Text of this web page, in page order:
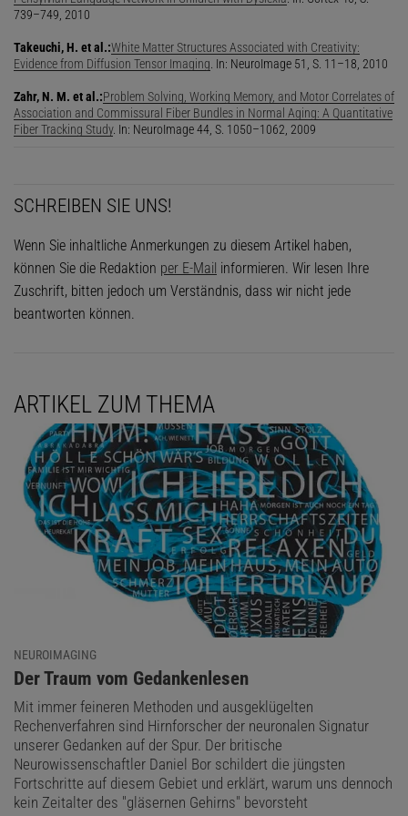
© GEHIRN&GEISTSPEKTRUM AGB(AUSSCHNITT)
Aus Gehirn&Geist 6/2011
Kostenloses Probeheft| Blättern Sie durch dieaktuelle Ausgabeund
sichern Sie sich Ihr kostenloses Probeheft!
Bei einer einzigen DTI-Messung erfasst der Scanner die Diffusion
an mehreren Millionen Orten im Gehirn. Das Denkorgan wird dazu
in unzählige kleine Quader von wenigen Millimetern Kantenlänge
eingeteilt - Forscher sprechen in Analogie zu zweidimensionalen
Pixeln von "Voxeln". Schicht für Schicht erfasst das Gerät die
Bewegung der Wassermoleküle in jedem dieser Raumelemente.
Weil es in einem Durchgang immer nur eine Diffusionsrichtung
messen kann, wird die Aufnahme mehrmals für unterschiedliche
Orientierungen durchgeführt. So erfährt man für jeden Voxel, wie
739–749, 2010
Takeuchi, H. et al.:White Matter Structures Associated with Creativity:
Evidence from Diffusion Tensor Imaging . In: NeuroImage 51, S. 11–18, 2010
Zahr, N. M. et al.:Problem Solving, Working Memory, and Motor Correlates of
Association and Commissural Fiber Bundles in Normal Aging: A Quantitative
Fiber Tracking Study. In: Neuro­Image 44, S. 1050–1062, 2009
SCHREIBEN SIE UNS!
Wenn Sie inhaltliche Anmerkungen zu diesem Artikel haben,
können Sie die Redaktion per E-Mail informieren. Wir lesen Ihre
Zuschrift, bitten jedoch um Verständnis, dass wir nicht jede
beantworten können.
ARTIKEL ZUM THEMA
NEUROIMAGING
:
Der Traum vom Gedankenlesen
Mit immer feineren Methoden und ausgeklügelten
Rechenverfahren sind Hirnforscher der neuronalen Signatur
unserer Gedanken auf der Spur. Der britische
Neurowissenschaftler Daniel Bor schildert die jüngsten
Fortschritte auf diesem Gebiet und erklärt, warum uns dennoch
kein Zeitalter des "gläsernen Gehirns" bevorsteht